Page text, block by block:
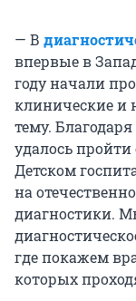
— В
впервые в
году начали
клинические и
тему.
удалось
Детском
на
диагностики.
где покажем
которых